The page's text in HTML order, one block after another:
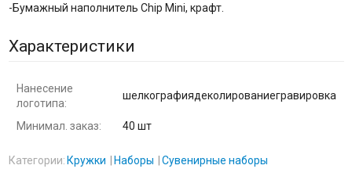
-Бумажный наполнитель Chip Mini, крафт.
Характеристики
Нанесение
логотипа:
шелкографиядеколированиегравировка
Минимал. заказ: 40 шт
Категории: Кружки Наборы Сувенирные наборы